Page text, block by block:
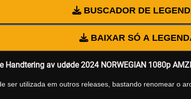
BUSCADOR DE
BAIXAR SÓ A
Handtering av udøde 2024 NORWEGIAN 1080p
ser utilizada em outros releases, bastando renomear o